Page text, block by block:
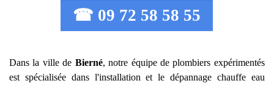
☎ 09 72 58 58 55
Dans la ville de Bierné, notre équipe de plombiers expérimentés
est spécialisée dans l'installation et le dépannage chauffe eau